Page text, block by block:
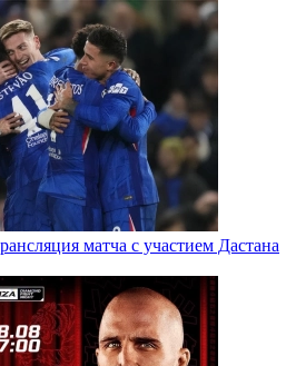
матча с участием Дастана